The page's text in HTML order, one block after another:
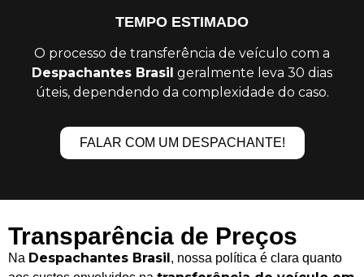
TEMPO ESTIMADO
O processo de transferência de veículo com a
Despachantes Brasil geralmente leva 30 dias
úteis, dependendo da complexidade do caso.
FALAR COM UM DESPACHANTE!
Transparência de Preços
Na Despachantes Brasil, nossa política é clara quanto